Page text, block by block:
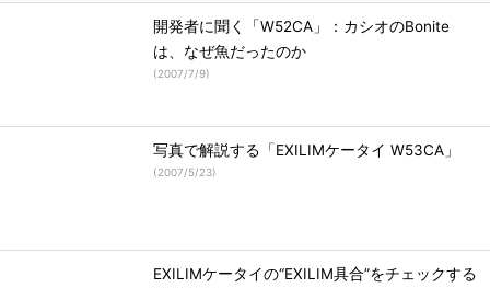
開発者に聞く「W52CA」：カシオのBonite
は、なぜ魚だったのか
(2007/7/9)
写真で解説する「EXILIMケータイ W53CA」
(2007/5/23)
EXILIMケータイの“EXILIM具合”をチェックする